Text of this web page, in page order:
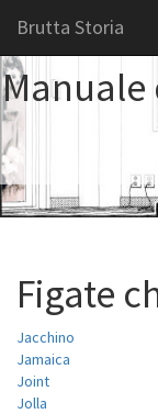
Brutta Storia
Figate
Jacchino
Jamaica
Joint
Jolla